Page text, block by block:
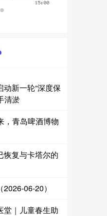
新一轮“深度保
清淤
，青岛啤酒博物
恢复与卡塔尔的
06-20）
堂｜儿童春生助